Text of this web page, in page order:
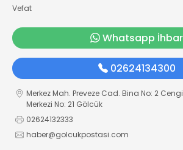
Vefat
Whatsapp İhbar
02624134300
Merkez Mah. Preveze Cad. Bina No: 2
Merkezi No: 21 Gölcük
02624132333
haber@golcukpostasi.com